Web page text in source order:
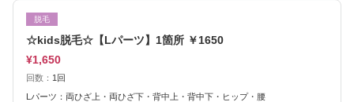
脱毛
☆kids脱毛☆【Lパーツ】1箇所 ￥1650
¥1,650
回数： 1回
Lパーツ：両ひざ上・両ひざ下・背中上・背中下・ヒップ・腰